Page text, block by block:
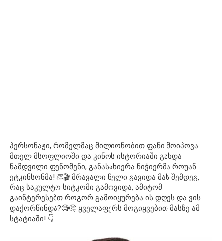
პერსონაჟი, რომელმაც მილიონობით ფანი მოიპოვა
მთელ მსოფლიოში და კინოს ისტორიაში გახდა
ნამდვილი ფენომენი, განასახიერა ნიჭიერმა როუან
ეტკინსონმა! 👏🎬 მრავალი წელი გავიდა მას შემდეგ,
რაც საკულტო სიტკომი გამოვიდა, ამიტომ
გაინტერესებთ როგორ გამოიყურება ის დღეს და ვის
დაქორწინდა?🧐🤔 ყველაფერს მოგიყვებით მასზე ამ
სტატიაში! 👇